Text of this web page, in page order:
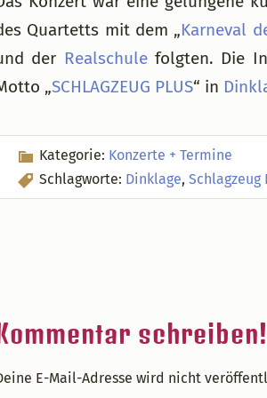
Quartetts mit dem „Karneval
der Realschulefolgten. Die
„SCHLAGZEUG PLUS“ in
Kategorie: Konzerte + Termine
Schlagworte: Dinklage, Schlagzeug
schreiben!
E-Mail-Adresse wird nicht